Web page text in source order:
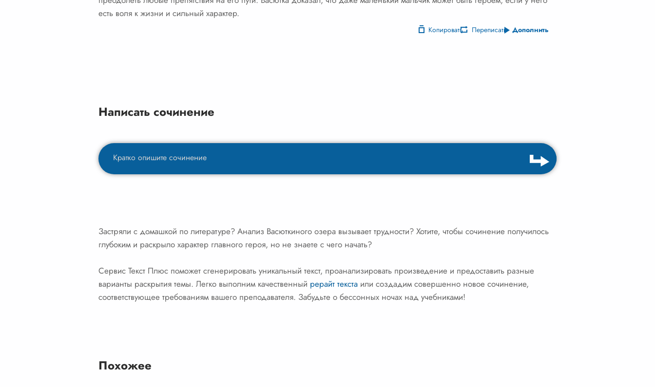
есть воля к жизни и сильный характер.
Копировать Переписать Дополнить
Написать сочинение
Застряли с домашкой по литературе? Анализ Васюткиного озера вызывает трудности? Хотите, чтобы сочинение получилось
глубоким и раскрыло характер главного героя, но не знаете с чего начать?
Сервис Текст Плюс поможет сгенерировать уникальный текст, проанализировать произведение и предоставить разные
варианты раскрытия темы. Легко выполним качественный рерайт текста или создадим совершенно новое сочинение,
соответствующее требованиям вашего преподавателя. Забудьте о бессонных ночах над учебниками!
Похожее